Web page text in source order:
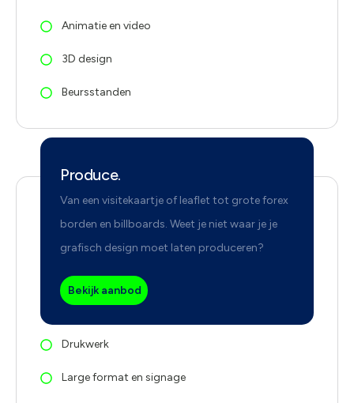
Animatie en video
3D design
Beursstanden
Produce.
Van een visitekaartje of leaflet tot grote forex
borden en billboards. Weet je niet waar je je
grafisch design moet laten produceren?
Bekijk aanbod
Drukwerk
Large format en signage